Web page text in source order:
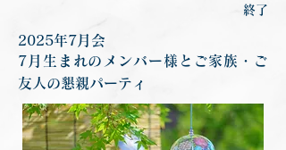
終了
2025年7月会
7月生まれのメンバー様とご家族・ご
友人の懇親パーティ